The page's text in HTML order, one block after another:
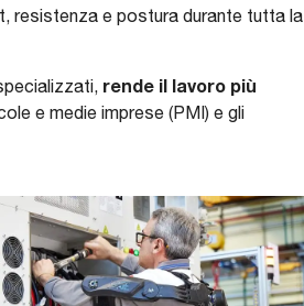
resistenza e postura durante tutta la
rende il lavoro più
e medie imprese (PMI) e gli